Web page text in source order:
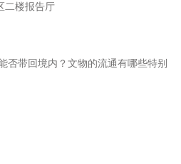
二楼报告厅
否带回境内？文物的流通有哪些特别